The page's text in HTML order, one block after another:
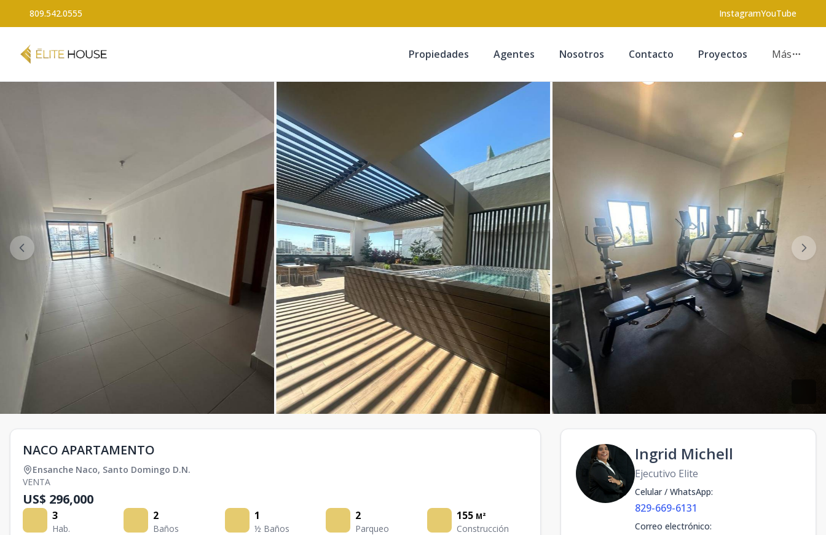
809.542.0555 InstagramYouTube
Propiedades Agentes Nosotros Contacto Proyectos Más
NACO APARTAMENTO
Ensanche Naco, Santo Domingo D.N.
VENTA
US$ 296,000
3
Hab.
2
Baños
1
½ Baños
2
Parqueo
155 M²
Construcción
Ingrid Michell
Ejecutivo Elite
Celular / WhatsApp:
829-669-6131
Correo electrónico: